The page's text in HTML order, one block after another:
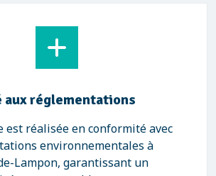
aux réglementations
est réalisée en conformité avec
environnementales à
Lampon, garantissant un